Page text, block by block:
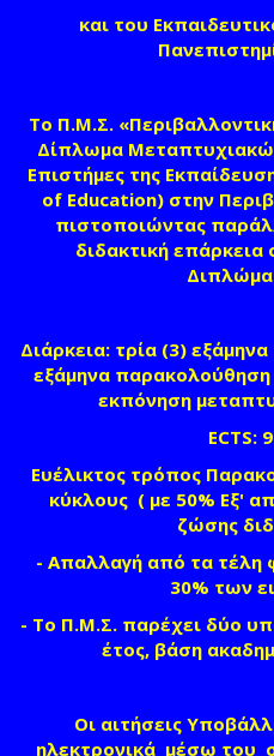
και του
Το Π.Μ.Σ.
Δίπλωμα
Επιστήμες της
of Education) στην
πιστοποιώντας
διδακτική
Διάρκεια: τρία (3)
εξάμηνα
εκπόνηση
ECTS:
Ευέλικτος τρόπος
κύκλους ( με 50% Εξ'
ζώσης
- Απαλλαγή από τα τέλη
30% των
- Το Π.Μ.Σ. παρέχει δύο
έτος, βάση
Οι αιτήσεις
ηλεκτρονικά μέσω του